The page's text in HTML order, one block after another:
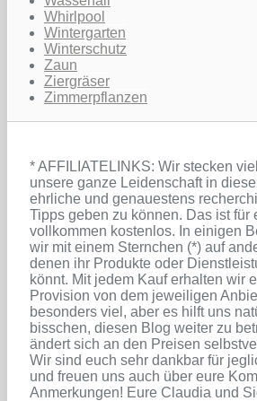
Whirlpool
Wintergarten
Winterschutz
Zaun
Ziergräser
Zimmerpflanzen
* AFFILIATELINKS: Wir stecken
unsere ganze Leidenschaft in
ehrliche und genauestens
Tipps geben zu können. Das ist für
vollkommen kostenlos. In einigen
wir mit einem Sternchen (*) auf
denen ihr Produkte oder
könnt. Mit jedem Kauf erhalten wir
Provision von dem jeweiligen
besonders viel, aber es hilft uns
bisschen, diesen Blog weiter zu
ändert sich an den Preisen
Wir sind euch sehr dankbar für
und freuen uns auch über eure
Anmerkungen! Eure Claudia und